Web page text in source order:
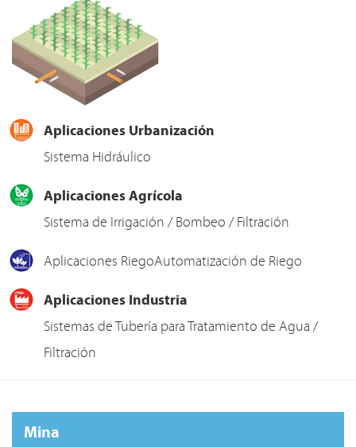
Aplicaciones Urbanización
Sistema Hidráulico
Aplicaciones Agrícola
Sistema de Irrigación / Bombeo / Filtración
Aplicaciones RiegoAutomatización de Riego
Aplicaciones Industria
Sistemas de Tubería para Tratamiento de Agua /
Filtración
Mina